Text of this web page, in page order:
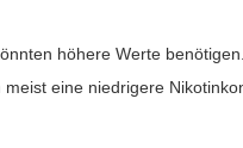
höhere Werte
eine niedrigere